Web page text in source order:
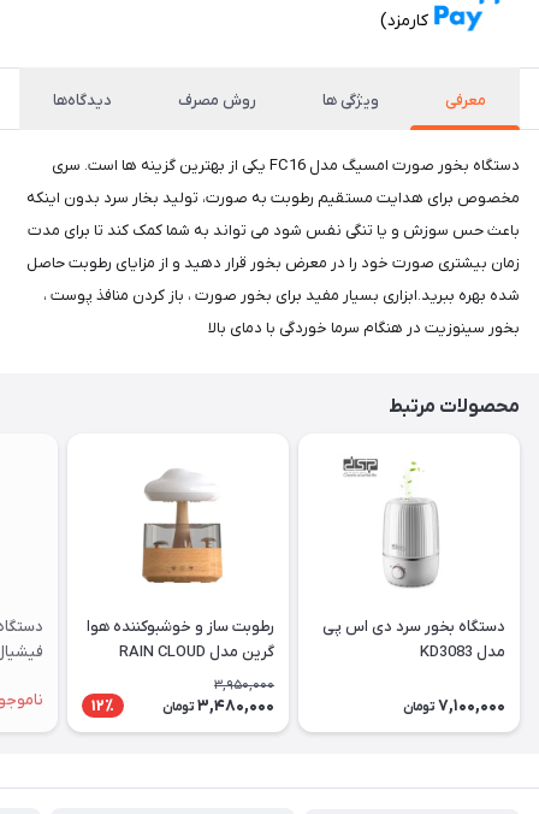
کارمزد)
معرفی ویژگی ها روش مصرف دیدگاه‌ها
دستگاه بخور صورت امسیگ مدل FC16 یکی از بهترین گزینه ها است. سری
مخصوص برای هدایت مستقیم رطوبت به صورت، تولید بخار سرد بدون اینکه
باعث حس سوزش و یا تنگی نفس شود می تواند به شما کمک کند تا برای مدت
زمان بیشتری صورت خود را در معرض بخور قرار دهید و از مزایای رطوبت حاصل
شده بهره ببرید.ابزاری بسیار مفید برای بخور صورت ، باز کردن منافذ پوست ،
بخور سینوزیت در هنگام سرما خوردگی با دمای بالا
محصولات مرتبط
دستگاه بخور سرد دی اس پی
مدل KD3083
7,100,000 تومان
رطوبت ساز و خوشبوکننده هوا
گرین مدل RAIN CLOUD
3,950,000
3,480,000 تومان 12٪